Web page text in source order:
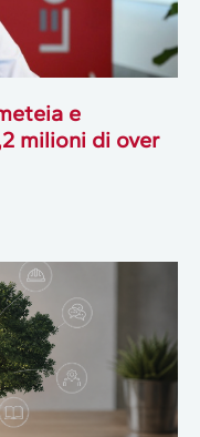
e
milioni di over